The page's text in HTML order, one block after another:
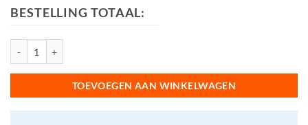
BESTELLING TOTAAL:
TOEVOEGEN AAN WINKELWAGEN